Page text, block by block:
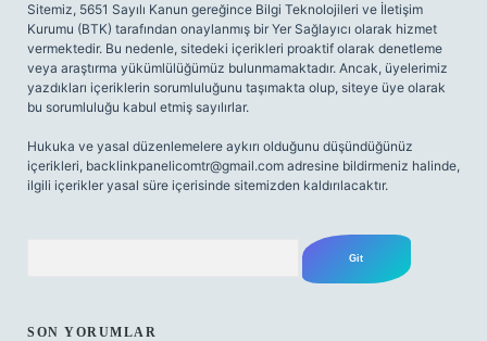
Sitemiz, 5651 Sayılı Kanun gereğince Bilgi Teknolojileri ve İletişim
Kurumu (BTK) tarafından onaylanmış bir Yer Sağlayıcı olarak hizmet
vermektedir. Bu nedenle, sitedeki içerikleri proaktif olarak denetleme
veya araştırma yükümlülüğümüz bulunmamaktadır. Ancak, üyelerimiz
yazdıkları içeriklerin sorumluluğunu taşımakta olup, siteye üye olarak
bu sorumluluğu kabul etmiş sayılırlar.
Hukuka ve yasal düzenlemelere aykırı olduğunu düşündüğünüz
içerikleri, backlinkpanelicomtr@gmail.com adresine bildirmeniz halinde,
ilgili içerikler yasal süre içerisinde sitemizden kaldırılacaktır.
SON YORUMLAR